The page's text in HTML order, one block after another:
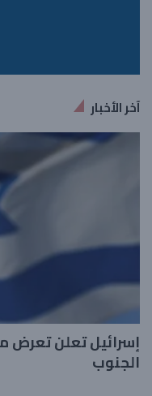
آخر الأخبار
إسرائيل تعلن
الجنوب